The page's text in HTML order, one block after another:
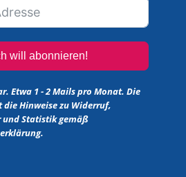
will abonnieren!
Etwa 1 - 2 Mails pro Monat. Die
Hinweise zu Widerruf,
und Statistik gemäß
.